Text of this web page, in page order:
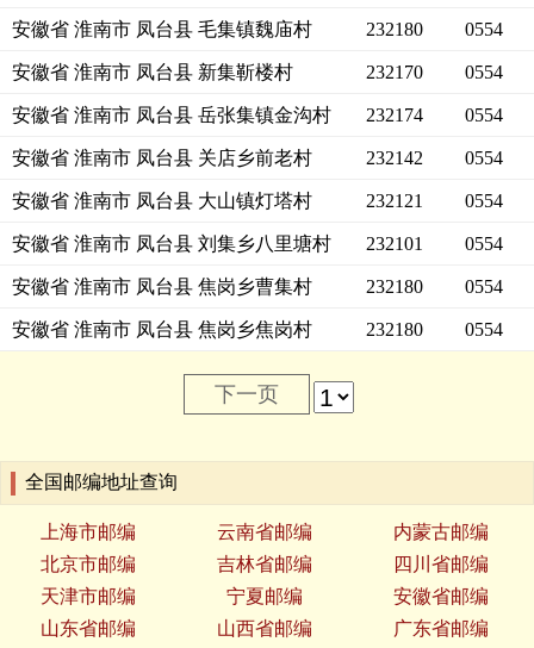
安徽省 淮南市 凤台县 毛集镇魏庙村 232180 0554
安徽省 淮南市 凤台县 新集靳楼村 232170 0554
安徽省 淮南市 凤台县 岳张集镇金沟村 232174 0554
安徽省 淮南市 凤台县 关店乡前老村 232142 0554
安徽省 淮南市 凤台县 大山镇灯塔村 232121 0554
安徽省 淮南市 凤台县 刘集乡八里塘村 232101 0554
安徽省 淮南市 凤台县 焦岗乡曹集村 232180 0554
安徽省 淮南市 凤台县 焦岗乡焦岗村 232180 0554
下一页
全国邮编地址查询
上海市邮编 云南省邮编
内蒙古邮编
北京市邮编
吉林省邮编
四川省邮编
天津市邮编
宁夏邮编
安徽省邮编
山东省邮编
山西省邮编
广东省邮编